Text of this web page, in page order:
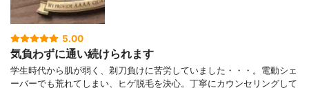
5.00
気負わずに通い続けられます
学生時代から肌が弱く、剃刀負けに苦労していました・・・。電動シェ
ーバーでも荒れてしまい、ヒゲ脱毛を決心。丁寧にカウンセリングして